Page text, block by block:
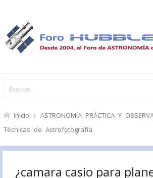
Inicio ASTRONOMÍA PRÁCTICA Y
Técnicas de Astrofotografía
¿camara casio para